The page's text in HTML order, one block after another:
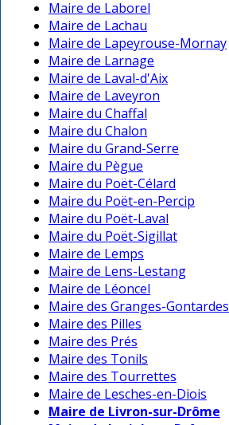
Maire de Laborel
Maire de Lachau
Maire de Lapeyrouse-Mornay
Maire de Larnage
Maire de Laval-d'Aix
Maire de Laveyron
Maire du Chaffal
Maire du Chalon
Maire du Grand-Serre
Maire du Pègue
Maire du Poët-Célard
Maire du Poët-en-Percip
Maire du Poët-Laval
Maire du Poët-Sigillat
Maire de Lemps
Maire de Lens-Lestang
Maire de Léoncel
Maire des Granges-Gontardes
Maire des Pilles
Maire des Prés
Maire des Tonils
Maire des Tourrettes
Maire de Lesches-en-Diois
Maire de Livron-sur-Drôme